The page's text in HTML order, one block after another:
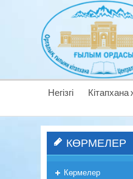
Негізгі
КӨРМЕЛЕР
Көрмелер